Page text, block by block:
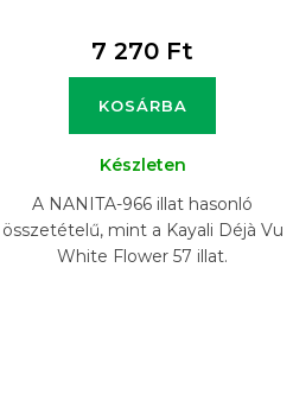
7 270 Ft
KOSÁRBA
Készleten
A NANITA-966 illat hasonló
összetételű, mint a Kayali Déjà Vu
White Flower 57 illat.